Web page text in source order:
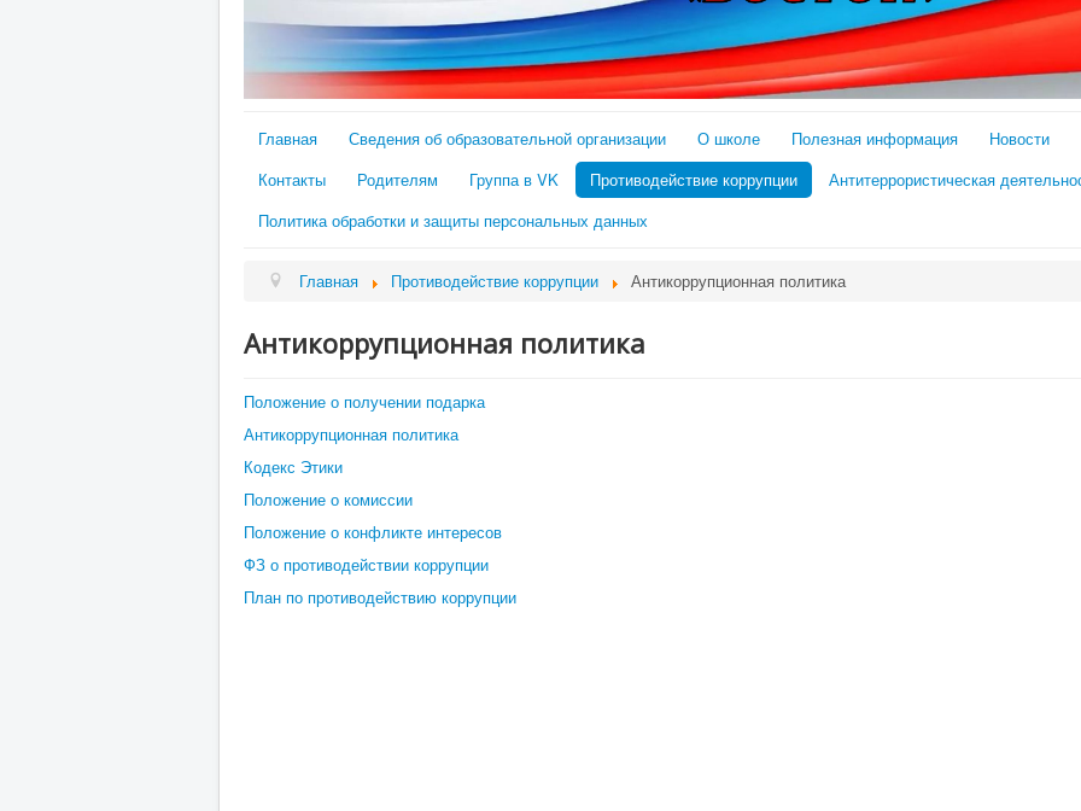
Главная Сведения об образовательной организации О школе Полезная информация Новости
Контакты
Родителям Группа в VK Противодействие коррупции Антитеррористическая
Политика обработки и защиты персональных данных
Главная Противодействие коррупции Антикоррупционная политика
Антикоррупционная политика
Положение о получении подарка
Антикоррупционная политика
Кодекс Этики
Положение о комиссии
Положение о конфликте интересов
ФЗ о противодействии коррупции
План по противодействию коррупции